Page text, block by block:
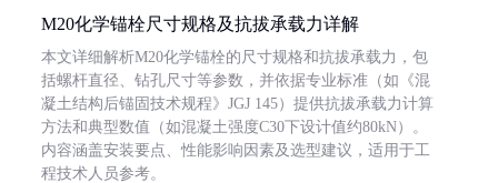
M20化学锚栓尺寸规格及抗拔承载力详解
本文详细解析M20化学锚栓的尺寸规格和抗拔承载力，包
括螺杆直径、钻孔尺寸等参数，并依据专业标准（如《混
凝土结构后锚固技术规程》JGJ 145）提供抗拔承载力计算
方法和典型数值（如混凝土强度C30下设计值约80kN）。
内容涵盖安装要点、性能影响因素及选型建议，适用于工
程技术人员参考。